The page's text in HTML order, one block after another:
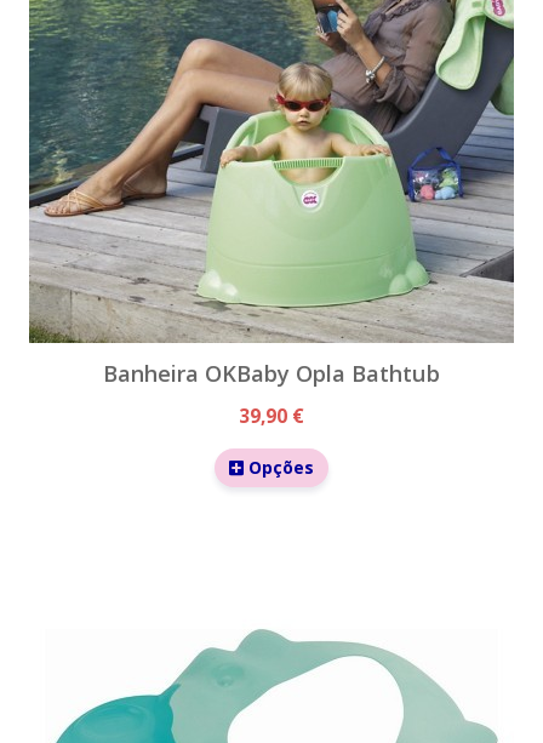
Banheira OKBaby Opla Bathtub
39,90 €
Opções